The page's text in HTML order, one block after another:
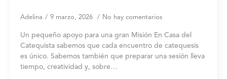
Adelina 9 marzo, 2026 No hay comentarios
Un pequeño apoyo para una gran Misión En Casa del
Catequista sabemos que cada encuentro de catequesis
es único. Sabemos también que preparar una sesión lleva
tiempo, creatividad y, sobre…